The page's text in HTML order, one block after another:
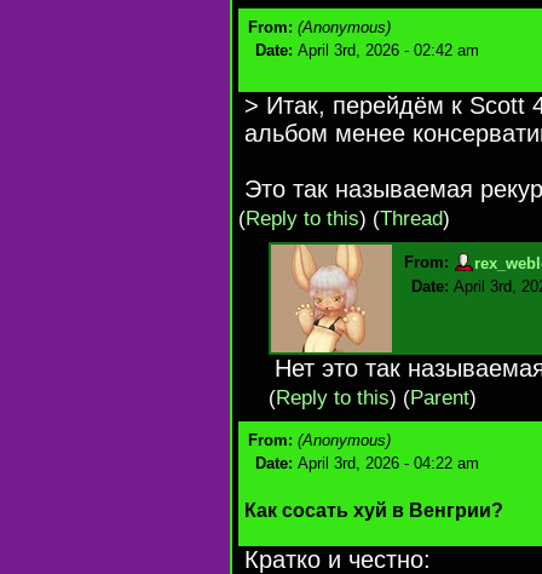
From: (Anonymous)
Date: April 3rd, 2026 - 02:42 am
> Итак, перейдём к Scott
альбом менее
Это так называемая
(Reply to this) (Thread)
From:
Date: April 3rd,
Нет это так
(Reply to this) (Parent)
From: (Anonymous)
Date: April 3rd, 2026 - 04:22 am
Как сосать хуй в Венгрии?
Кратко и честно: